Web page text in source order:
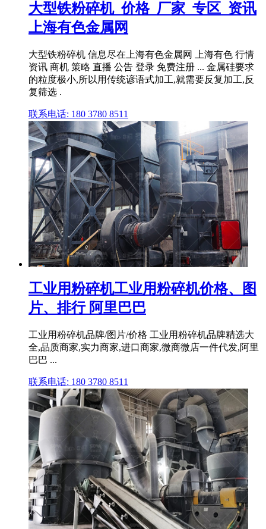
大型铁粉碎机_价格_厂家_专区_资讯
上海有色金属网
大型铁粉碎机 信息尽在上海有色金属网 上海有色 行情
资讯 商机 策略 直播 公告 登录 免费注册 ... 金属硅要求
的粒度极小,所以用传统谚语式加工,就需要反复加工,反
复筛选 .
联系电话: 180 3780 8511
工业用粉碎机工业用粉碎机价格、图
片、排行 阿里巴巴
工业用粉碎机品牌/图片/价格 工业用粉碎机品牌精选大
全,品质商家,实力商家,进口商家,微商微店一件代发,阿里
巴巴 ...
联系电话: 180 3780 8511